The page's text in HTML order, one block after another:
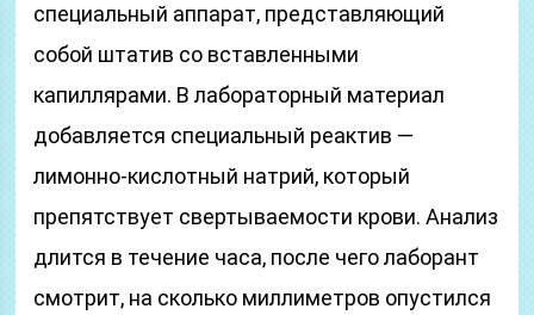
специальный аппарат, представляющий
собой штатив со вставленными
капиллярами. В лабораторный материал
добавляется специальный реактив —
лимонно-кислотный натрий, который
препятствует свертываемости крови. Анализ
длится в течение часа, после чего лаборант
смотрит, на сколько миллиметров опустился